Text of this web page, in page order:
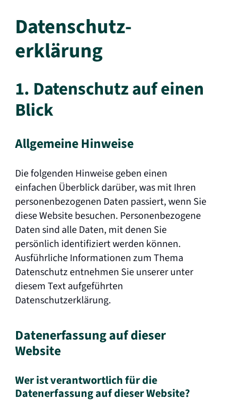
Datenschutz­
erklärung
1. Datenschutz auf einen
Blick
Allgemeine Hinweise
Die folgenden Hinweise geben einen
einfachen Überblick darüber, was mit Ihren
personenbezogenen Daten passiert, wenn Sie
diese Website besuchen. Personenbezogene
Daten sind alle Daten, mit denen Sie
persönlich identifiziert werden können.
Ausführliche Informationen zum Thema
Datenschutz entnehmen Sie unserer unter
diesem Text aufgeführten
Datenschutzerklärung.
Datenerfassung auf dieser
Website
Wer ist verantwortlich für die
Datenerfassung auf dieser Website?